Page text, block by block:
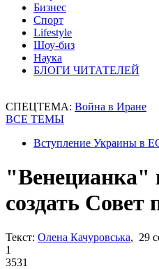
Бизнес
Спорт
Lifestyle
Шоу-биз
Наука
БЛОГИ ЧИТАТЕЛЕЙ
СПЕЦТЕМА: Война в Иране
ВСЕ ТЕМЫ
Вступление Украины в
"Венецианка"
создать Совет
Текст: Олена Качуровська, 29
1
3531